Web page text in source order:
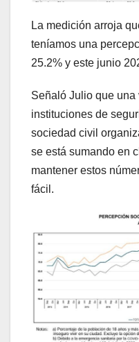
La medición arroja
teníamos una
25.2% y este junio
Señaló Julio que
instituciones de
sociedad civil
se está sumando en
mantener estos
fácil.